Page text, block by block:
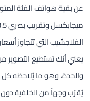
الفلاجشيب التي تتجاوز
يعني أنك تستطيع
والحدة، وهو ما يُلاحظه